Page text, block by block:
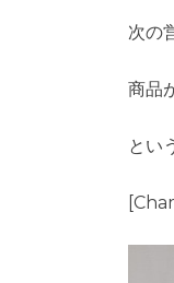
次の
商品
とい